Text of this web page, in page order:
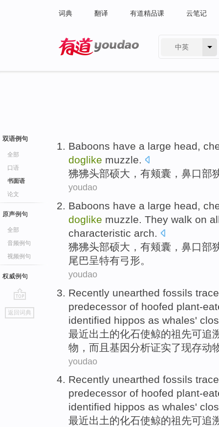
词典 翻译 有道精品课 云笔记
中英
双语例句
全部
口语
书面语
论文
原声例句
全部
音频例句
视频例句
权威例句
go
top
返回词典
Baboons have a large head,
doglike muzzle.
狒狒头部硕大， 有颊囊 ，鼻口部
youdao
Baboons have a large head,
doglike muzzle. They walk on
characteristic arch.
狒狒头部硕大， 有颊囊 ，鼻口部
尾巴呈特有弓形。
youdao
Recently unearthed fossils trace
predecessor of hoofed plant-
identified hippos as whales'
最近出土的化石使鲸的祖先可追
物， 而且 基因分析证实了现存动
youdao
Recently unearthed fossils trace
predecessor of hoofed plant-
identified hippos as whales'
最近出土的化石使鲸的祖先可追